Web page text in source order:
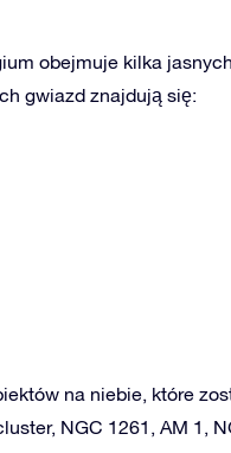
obejmuje kilka
gwiazd znajdują się:
na niebie, które
NGC 1261, AM 1,